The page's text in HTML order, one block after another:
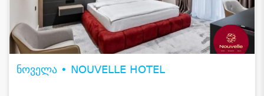
ნოველა • NOUVELLE HOTEL